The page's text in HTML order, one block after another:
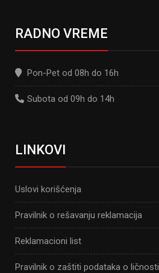
RADNO VREME
Pon-Pet od 08h do 16h
Subota od 09h do 14h
LINKOVI
Uslovi korišćenja
Pravilnik o rešavanju reklamacija
Reklamacioni list
Pravilnik o zaštiti podataka o ličnosti